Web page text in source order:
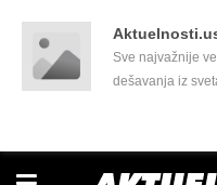
Sve najvažnije
dešavanja iz
još mnogo toga